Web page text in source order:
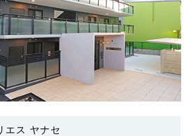
エス ヤナセ